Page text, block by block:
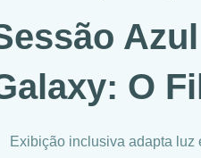
O
Exibição inclusiva adapta luz